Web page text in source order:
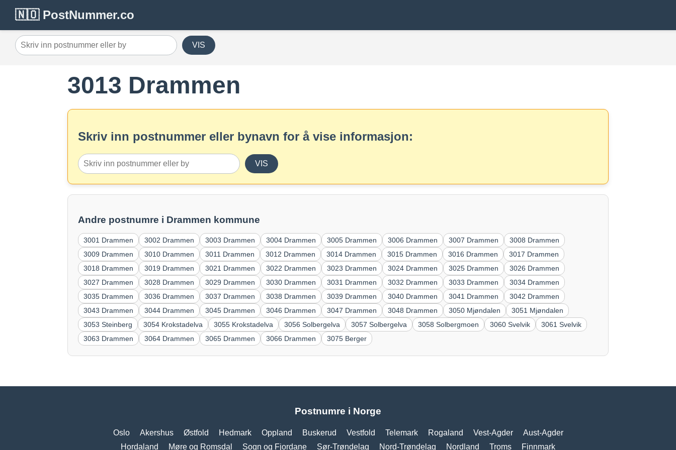
🇳🇴 PostNummer.co
VIS
3013 Drammen
Skriv inn postnummer eller bynavn for å vise informasjon:
VIS
Andre postnumre i Drammen kommune
3001 Drammen 3002 Drammen 3003 Drammen 3004 Drammen 3005 Drammen 3006 Drammen 3007 Drammen
3008 Drammen
3009 Drammen
3010 Drammen 3011 Drammen 3012 Drammen 3014 Drammen 3015 Drammen 3016 Drammen
3017 Drammen
3018 Drammen
3019 Drammen 3021 Drammen 3022 Drammen 3023 Drammen 3024 Drammen 3025 Drammen
3026 Drammen
3027 Drammen
3028 Drammen 3029 Drammen 3030 Drammen 3031 Drammen 3032 Drammen 3033 Drammen
3034 Drammen
3035 Drammen
3036 Drammen 3037 Drammen 3038 Drammen 3039 Drammen 3040 Drammen 3041 Drammen
3042 Drammen
3043 Drammen
3044 Drammen 3045 Drammen 3046 Drammen 3047 Drammen 3048 Drammen 3050 Mjøndalen
3051 Mjøndalen
3053 Steinberg
3054 Krokstadelva 3055 Krokstadelva 3056 Solbergelva 3057 Solbergelva 3058 Solbergmoen 3060 Svelvik
3061 Svelvik
3063 Drammen
3064 Drammen 3065 Drammen 3066 Drammen 3075 Berger
Postnumre i Norge
Oslo Akershus Østfold Hedmark Oppland Buskerud Vestfold Telemark Rogaland Vest-Agder
Aust-Agder
Hordaland
Møre og Romsdal Sogn og Fjordane Sør-Trøndelag Nord-Trøndelag Nordland Troms Finnmark